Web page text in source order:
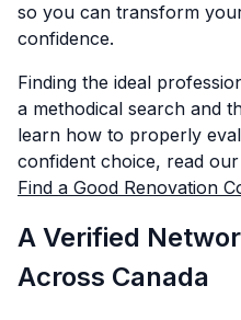
so you can transform
confidence.
Finding the ideal
a methodical search and
learn how to properly
confident choice, read
Find a Good Renovation
A Verified
Across Canada